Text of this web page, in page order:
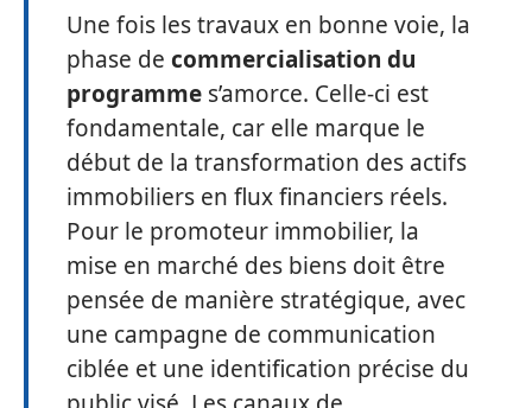
Une fois les travaux en bonne voie, la
phase de commercialisation du
programme s’amorce. Celle-ci est
fondamentale, car elle marque le
début de la transformation des actifs
immobiliers en flux financiers réels.
Pour le promoteur immobilier, la
mise en marché des biens doit être
pensée de manière stratégique, avec
une campagne de communication
ciblée et une identification précise du